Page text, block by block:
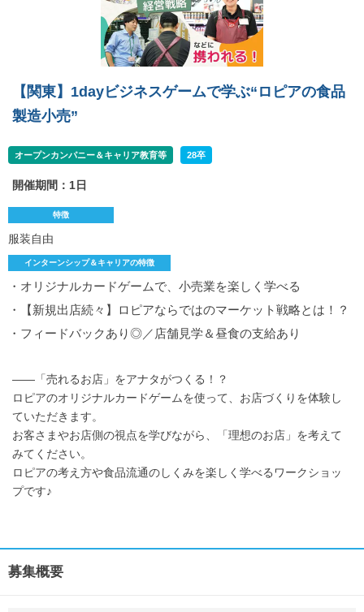
【関東】1dayビジネスゲームで学ぶ“ロピアの食品
製造小売”
オープンカンパニー＆キャリア教育等 28卒
開催期間：1日
特徴
服装自由
インターンシップ＆キャリアの特徴
・オリジナルカードゲームで、小売業を楽しく学べる
・【新規出店続々】ロピアならではのマーケット戦略とは！？
・フィードバックあり◎／店舗見学＆昼食の支給あり
――「売れるお店」をアナタがつくる！？
ロピアのオリジナルカードゲームを使って、お店づくりを体験し
ていただきます。
お客さまやお店側の視点を学びながら、「理想のお店」を考えて
みてください。
ロピアの考え方や食品流通のしくみを楽しく学べるワークショッ
プです♪
募集概要